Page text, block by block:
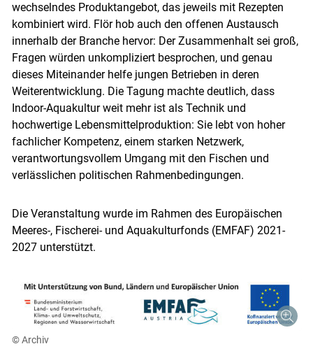
wechselndes Produktangebot, das jeweils mit Rezepten
kombiniert wird. Flör hob auch den offenen Austausch
innerhalb der Branche hervor: Der Zusammenhalt sei groß,
Fragen würden unkompliziert besprochen, und genau
dieses Miteinander helfe jungen Betrieben in deren
Weiterentwicklung. Die Tagung machte deutlich, dass
Indoor-Aquakultur weit mehr ist als Technik und
hochwertige Lebensmittelproduktion: Sie lebt von hoher
fachlicher Kompetenz, einem starken Netzwerk,
verantwortungsvollem Umgang mit den Fischen und
verlässlichen politischen Rahmenbedingungen.
Die Veranstaltung wurde im Rahmen des Europäischen
Meeres-, Fischerei- und Aquakulturfonds (EMFAF) 2021-
2027 unterstützt.
© Archiv